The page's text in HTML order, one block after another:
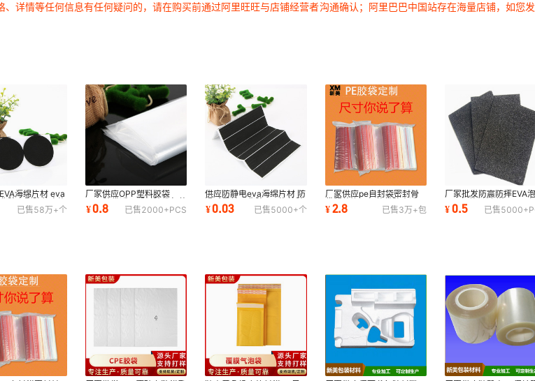
详情等任何信息有任何疑问的，请在购买前通过阿里旺旺与店铺经营者沟通确认；阿里巴巴中国站存在海量店铺，如您
海绵片材 eva
胶充型防静电泡
已售58万+个
厂家供应OPP塑料胶袋
PVC胶袋透明塑料胶袋包装
印刷PE胶袋
¥0.8 已售2000+PCS
供应防静电eva海绵片材 防
滑减震单面背胶EVA泡棉胶
垫批发
¥0.03 已售5000+个
厂家供应pe自封袋密封骨
袋服装饰品包装袋防尘透明
便携收纳袋批发
¥2.8 已售3万+包
厂家批发防震防摔EVA
EVA包装材料 样品EVA
棉成型
¥0.5 已售5000+